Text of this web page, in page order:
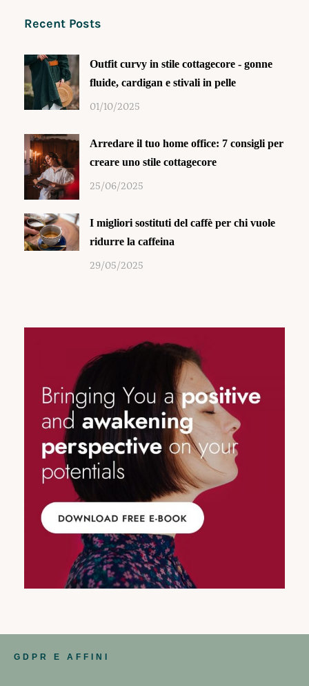
Recent Posts
Outfit curvy in stile cottagecore - gonne
fluide, cardigan e stivali in pelle
01/10/2025
Arredare il tuo home office: 7 consigli per
creare uno stile cottagecore
25/06/2025
I migliori sostituti del caffè per chi vuole
ridurre la caffeina
29/05/2025
GDPR E AFFINI